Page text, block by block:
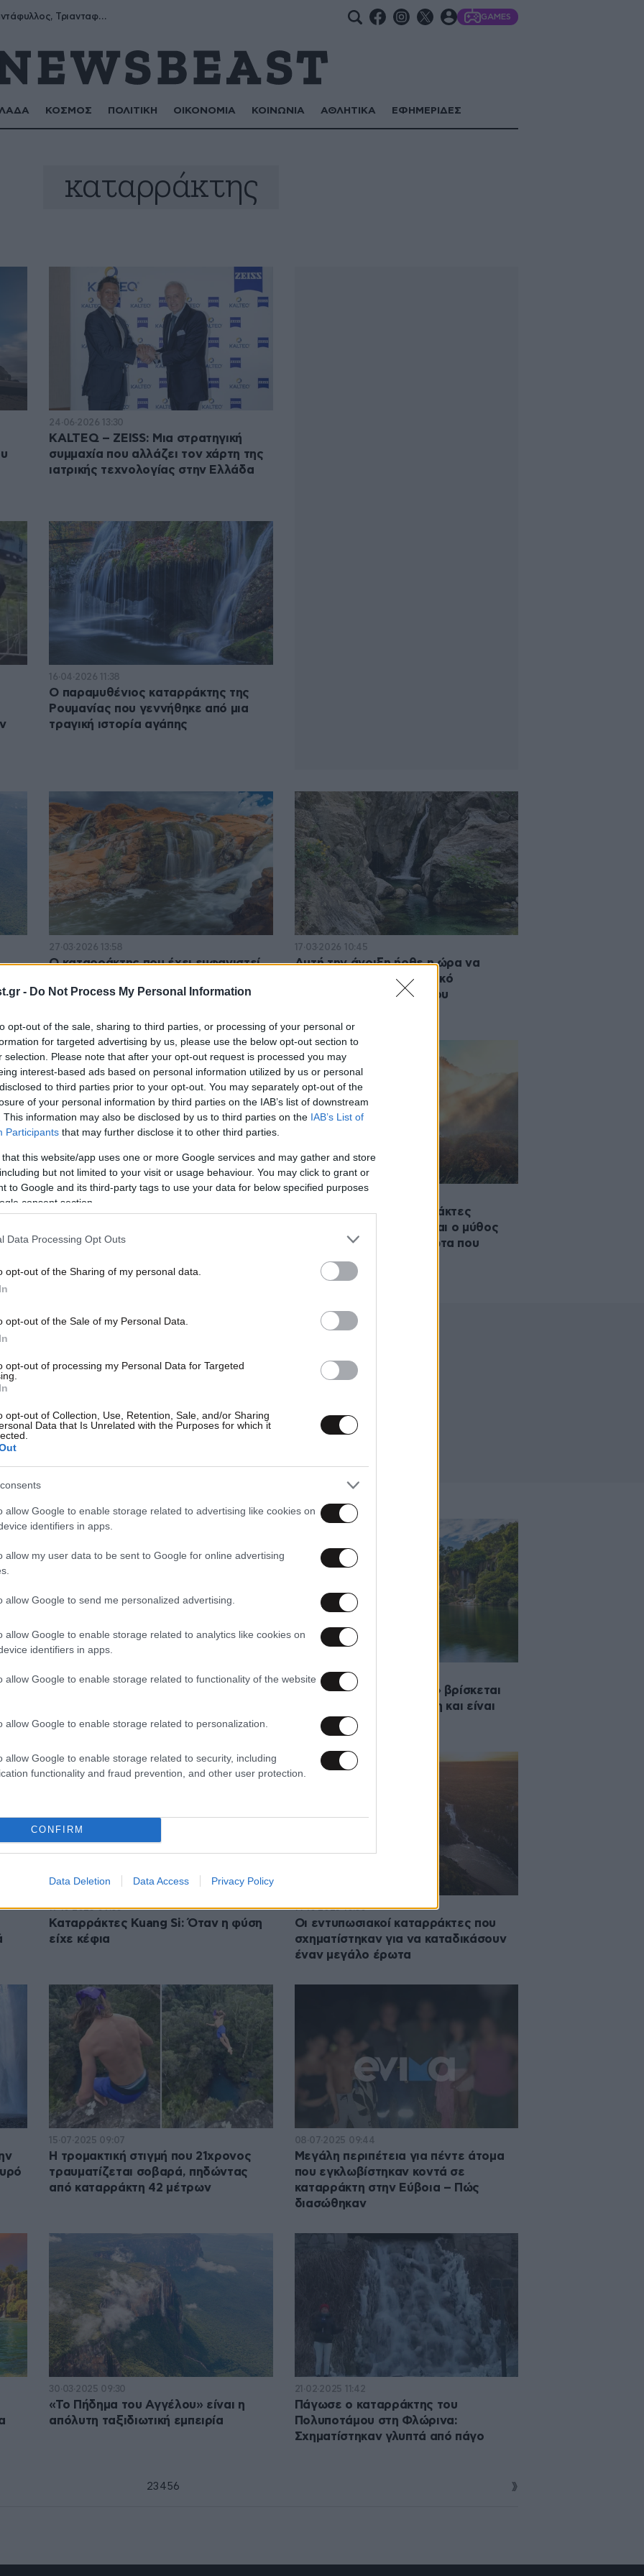
- Do Not Process My Personal Information
opt-out of the sale, sharing to third parties, or processing of your personal or
for targeted advertising by us, please use the below opt-out section to
selection. Please note that after your opt-out request is processed you may
interest-based ads based on personal information utilized by us or personal
to third parties prior to your opt-out. You may separately opt-out of the
of your personal information by third parties on the IAB’s list of downstream
This information may also be disclosed by us to third parties on the IAB’s List of
Participants that may further disclose it to other third parties.
that this website/app uses one or more Google services and may gather and store
but not limited to your visit or usage behaviour. You may click to grant or
to Google and its third-party tags to use your data for below specified purposes
consent section.
Data Processing Opt Outs
opt-out of the Sharing of my personal data.
opt-out of the Sale of my Personal Data.
opt-out of processing my Personal Data for Targeted
opt-out of Collection, Use, Retention, Sale, and/or Sharing
Data that Is Unrelated with the Purposes for which it
allow Google to enable storage related to advertising like cookies on
identifiers in apps.
allow my user data to be sent to Google for online advertising
allow Google to send me personalized advertising.
allow Google to enable storage related to analytics like cookies on
identifiers in apps.
allow Google to enable storage related to functionality of the website
allow Google to enable storage related to personalization.
allow Google to enable storage related to security, including
functionality and fraud prevention, and other user protection.
CONFIRM
Data Deletion Data Access Privacy Policy
Μύρων, Τριαντάφυλλος, Τριανταφυλλιά, Φυλλιώ, Ρόζα GAMES
ΚΟΣΜΟΣ ΠΟΛΙΤΙΚΗ ΟΙΚΟΝΟΜΙΑ ΚΟΙΝΩΝΙΑ ΑΘΛΗΤΙΚΑ ΕΦΗΜΕΡΙΔΕΣ
καταρράκτης
24·06·2026 13:30
KALTEQ – ZEISS: Μια στρατηγική
συμμαχία που αλλάζει τον χάρτη της
ιατρικής τεχνολογίας στην Ελλάδα
16·04·2026 11:38
Ο παραμυθένιος καταρράκτης της
Ρουμανίας που γεννήθηκε από μια
τραγική ιστορία αγάπης
27·03·2026 13:58
Ο καταρράκτης που έχει εμφανιστεί
15 χρόνια – Πώς μπορείτε να τον
17·03·2026 10:45
Αυτή την άνοιξη ήρθε η ώρα να
ανακαλύψετε τον «μυστικό
παράδεισο» του Ταΰγετου
να
08·02·2026 09:30
Ο υδάτινος παράδεισος στην καρδιά
προορισμός για τους λάτρεις της
08·01·2026 10:30
Οι εντυπωσιακοί καταρράκτες
Cascata delle Marmore και ο μύθος
του απαγορευμένου έρωτα που
προκαλεί συγκίνηση
14·12·2025 10:31
της
12·12·2025 10:30
Το «Μπαλί της Ευρώπης» βρίσκεται
στη Βοσνία – Ερζεγοβίνη και είναι
ένα θέαμα μαγικό
17·10·2025 09:30
Καταρράκτες Kuang Si: Όταν η φύση
είχε κέφια
14·10·2025 10:30
Οι εντυπωσιακοί καταρράκτες που
σχηματίστηκαν για να καταδικάσουν
έναν μεγάλο έρωτα
15·07·2025 09:07
Η τρομακτική στιγμή που 21χρονος
τραυματίζεται σοβαρά, πηδώντας
από καταρράκτη 42 μέτρων
08·07·2025 09:44
Μεγάλη περιπέτεια για πέντε άτομα
που εγκλωβίστηκαν κοντά σε
καταρράκτη στην Εύβοια – Πώς
διασώθηκαν
30·03·2025 09:30
«Το Πήδημα του Αγγέλου» είναι η
απόλυτη ταξιδιωτική εμπειρία
21·02·2025 11:42
Πάγωσε ο καταρράκτης του
Πολυποτάμου στη Φλώρινα:
Σχηματίστηκαν γλυπτά από πάγο
23 4 56